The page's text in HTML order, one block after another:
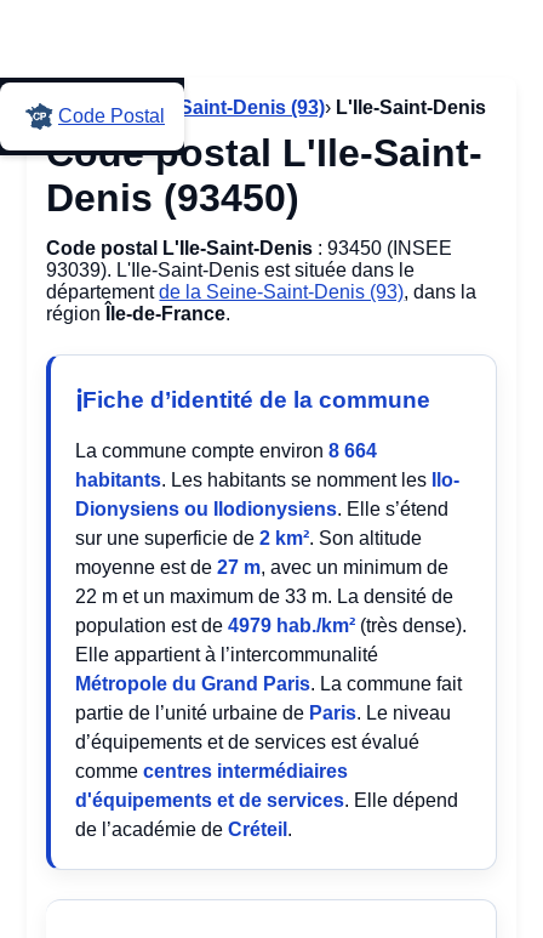
Code Postal
Accueil › Seine-Saint-Denis (93)› L'Ile-Saint-Denis
Code postal L'Ile-Saint-
Denis (93450)
Code postal L'Ile-Saint-Denis : 93450 (INSEE
93039). L'Ile-Saint-Denis est située dans le
départementde la Seine-Saint-Denis (93), dans la
région
Île-de-France.
Fiche d’identité de la commune
La commune compte environ8 664
habitants. Les habitants se nomment les
Ilo-
Dionysiens ou Ilodionysiens. Elle s’étend
sur une superficie de2 km². Son altitude
moyenne est de27 m, avec un minimum de
22 m et un maximum de 33 m. La densité de
population est de4979 hab./km² (très dense).
Elle appartient à l’intercommunalité
Métropole du Grand Paris. La commune fait
partie de l’unité urbaine de Paris. Le niveau
d’équipements et de services est évalué
commecentres intermédiaires
d'équipements et de services. Elle dépend
de l’académie deCréteil .